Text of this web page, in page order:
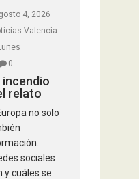
4, 2026
Valencia -
0
incendio
relato
no solo
sociales
y cuáles se